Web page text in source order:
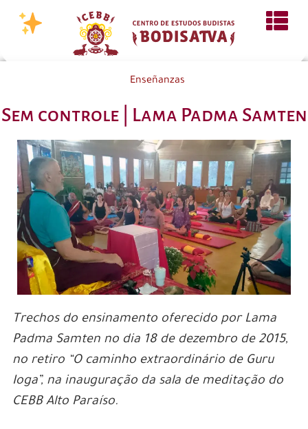
Enseñanzas
Sem controle | Lama Padma Samten
Trechos do ensinamento oferecido por Lama
Padma Samten no dia 18 de dezembro de 2015,
no retiro “O caminho extraordinário de Guru
Ioga”, na inauguração da sala de meditação do
CEBB Alto Paraíso.